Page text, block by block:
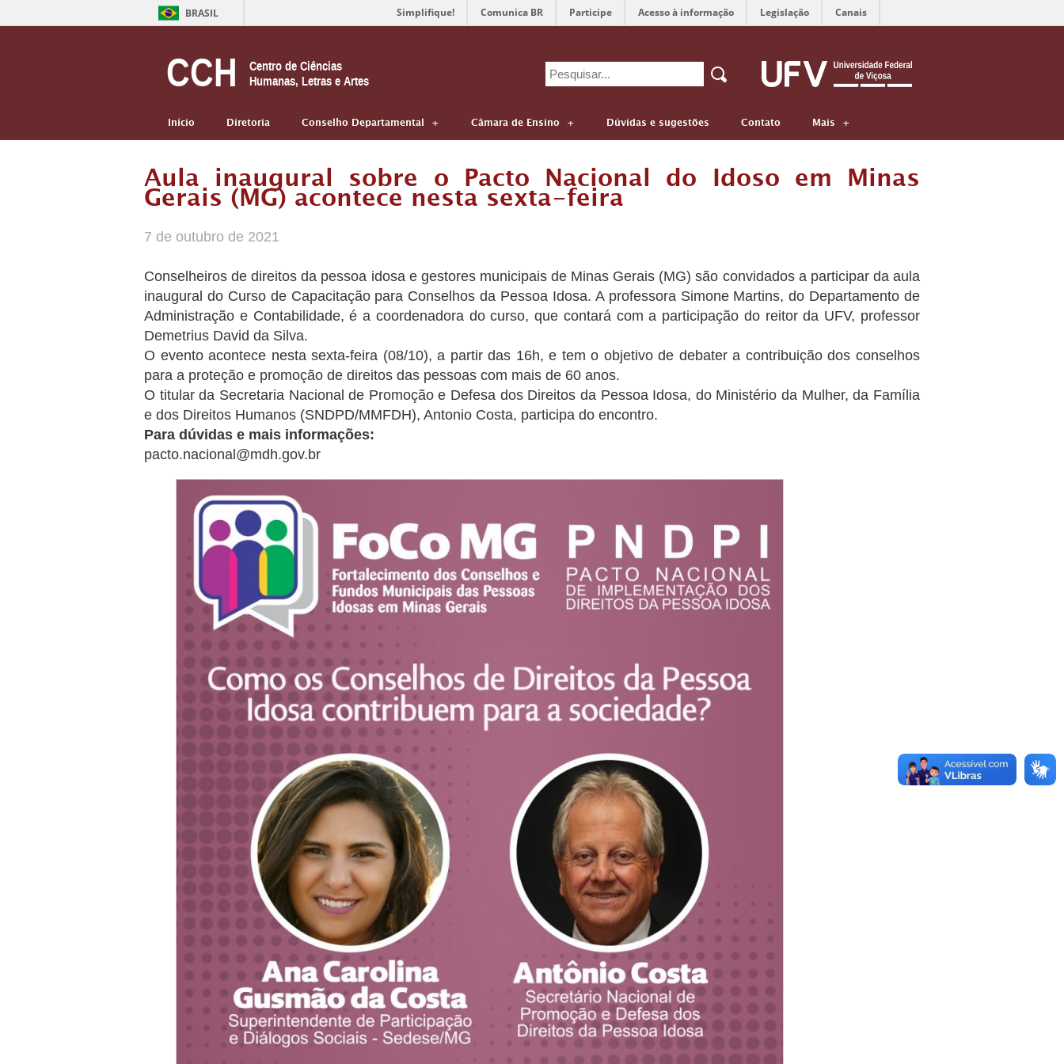
BRASIL Simplifique! Comunica BR Participe Acesso à informação Legislação Canais
CCH
Centro de Ciências
Humanas, Letras e Artes
Search
for:
Início Diretoria Conselho Departamental Câmara de Ensino Dúvidas e sugestões Contato Mais
Aula inaugural sobre o Pacto Nacional do Idoso em Minas
Gerais (MG) acontece nesta sexta-feira
7 de outubro de 2021
Conselheiros de direitos da pessoa idosa e gestores municipais de Minas Gerais (MG) são convidados a participar da aula
inaugural do Curso de Capacitação para Conselhos da Pessoa Idosa. A professora Simone Martins, do Departamento de
Administração e Contabilidade, é a coordenadora do curso, que contará com a participação do reitor da UFV, professor
Demetrius David da Silva.
O evento acontece nesta sexta-feira (08/10), a partir das 16h, e tem o objetivo de debater a contribuição dos conselhos
para a proteção e promoção de direitos das pessoas com mais de 60 anos.
O titular da Secretaria Nacional de Promoção e Defesa dos Direitos da Pessoa Idosa, do Ministério da Mulher, da Família
e dos Direitos Humanos (SNDPD/MMFDH), Antonio Costa, participa do encontro.
Para dúvidas e mais informações:
pacto.nacional@mdh.gov.br